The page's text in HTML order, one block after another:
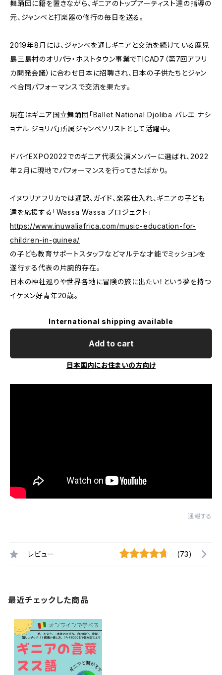
舞踊団に籍を置きながら、ギニアのトップアーティスト達の指導の
元、ジャンベと打楽器の修行の毎日を送る。
2019年8月には、ジャンベを通しギニアと交流を続けている鹿児
島三島村のオリパラ・ホストタウン事業でTICAD7（第7回アフリ
カ開発会議）に合わせ日本に招聘され、日本の子供たちとジャン
ベ合同パフォーマンスで交流を果たす。
現在はギニア国立舞踊団「Ballet National Djoliba バレエ ナシ
ョナル ジョリバ」所属ジャンベソリストとして活躍中。
ドバイEXPO2022でのギニア代表公演メンバーに選ばれ、2022
年２月に現地でパフォーマンスを行ってきたばかり。
イヌワリアフリカでは通訳、ガイド、楽器仕入れ、ギニアの子ども
達を応援する「Wassa Wassa プロジェクト」
https://www.inuwaliafrica.com/music-education-for-
children-in-guinea/
の子ども教育サポートスタッフなどマルチな才能でミッションを
遂行する代表の片腕的存在。
日本の神社巡りや世界各地に冒険の旅に出たい！という夢を持つ
イケメン好青年20歳。
International shipping available
Add to cart
日本国内にお住まいの方向け
通報する
レビュー (73)
最近チェックした商品